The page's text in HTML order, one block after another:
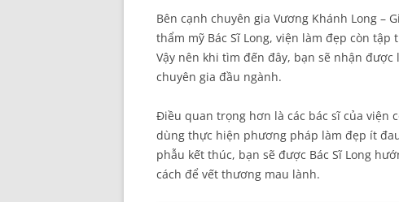
Bên cạnh chuyên gia Vương Khánh Long –
thẩm mỹ Bác Sĩ Long, viện làm đẹp còn
Vậy nên khi tìm đến đây, bạn sẽ nhận
chuyên gia đầu ngành.
Điều quan trọng hơn là các bác sĩ của viện
dùng thực hiện phương pháp làm đẹp ít
phẫu kết thúc, bạn sẽ được Bác Sĩ Long
cách để vết thương mau lành.